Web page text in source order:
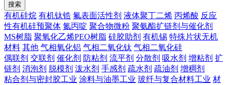
搜索
有机硅烷 有机钛锆 氟表面活性剂 液体聚丁二烯 丙烯酸 反应
性有机硅预聚体 氮丙啶 聚合物微粉 聚氨酯扩链剂与催化剂
MS树脂 聚氧化乙烯PEO树脂 硅胶助剂 有机锡 特殊片状无机
材料 其他 气相氧化铝 气相二氧化钛 气相二氧化硅
偶联剂 交联剂 催化剂 防粘剂 流平剂 分散剂 吸水剂 增粘剂 扩
链剂 消泡剂 脱模剂 泼水剂 手感剂 疏水剂 疏油剂 增稠剂
粘合剂与密封胶工业 涂料与油墨工业 玻纤与复合材料工业 材